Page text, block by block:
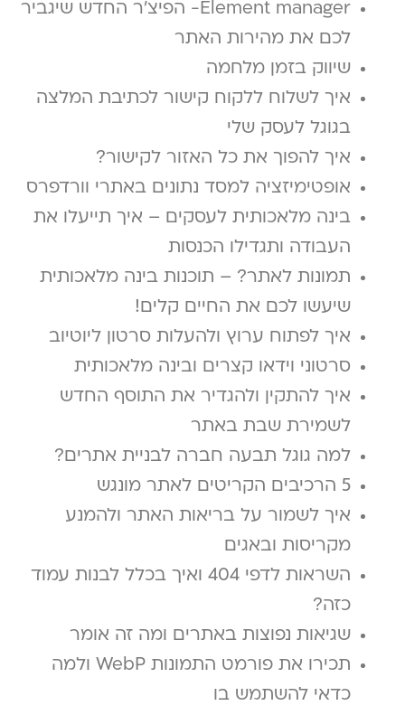
Element manager- הפיצ'ר החדש שיגביר
לכם את מהירות האתר
שיווק בזמן מלחמה
איך לשלוח ללקוח קישור לכתיבת המלצה
בגוגל לעסק שלי
איך להפוך את כל האזור לקישור?
אופטימיזציה למסד נתונים באתרי וורדפרס
בינה מלאכותית לעסקים – איך תייעלו את
העבודה ותגדילו הכנסות
תמונות לאתר? – תוכנות בינה מלאכותית
שיעשו לכם את החיים קלים!
איך לפתוח ערוץ ולהעלות סרטון ליוטיוב
סרטוני וידאו קצרים ובינה מלאכותית
איך להתקין ולהגדיר את התוסף החדש
לשמירת שבת באתר
למה גוגל תבעה חברה לבניית אתרים?
5 הרכיבים הקריטים לאתר מונגש
איך לשמור על בריאות האתר ולהמנע
מקריסות ובאגים
השראות לדפי 404 ואיך בכלל לבנות עמוד
כזה?
שגיאות נפוצות באתרים ומה זה אומר
תכירו את פורמט התמונות WebP ולמה
כדאי להשתמש בו